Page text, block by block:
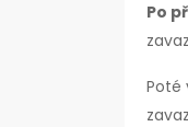
Po
Poté